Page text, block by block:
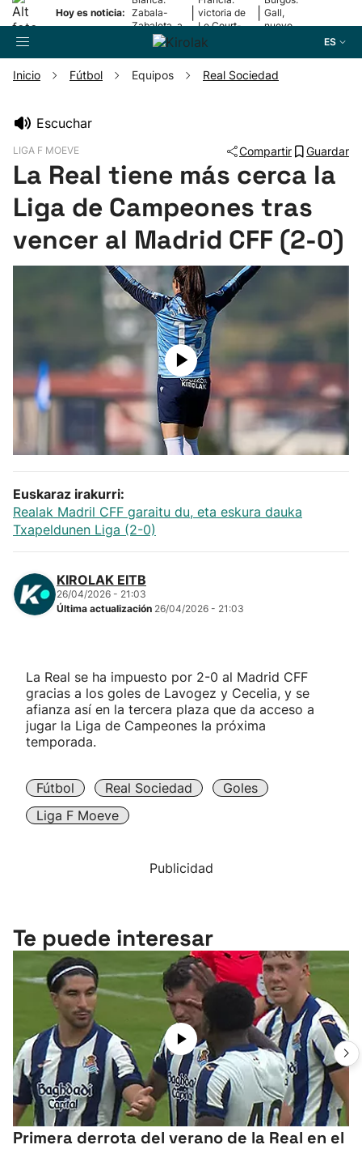
Hoy es noticia: Zabala-
Zabaleta, a
la final
victoria de
Le Court-
Pienaar
Gall,
nuevo
ES
Pelota
Remo
Herri-kirolak
Atletismo
Más deportes
Inicio Fútbol Equipos Real Sociedad
Escuchar
LIGA F MOEVE Compartir Guardar
La Real tiene más cerca la
Liga de Campeones tras
vencer al Madrid CFF (2-0)
Euskaraz irakurri:
Realak Madril CFF garaitu du, eta eskura dauka
Txapeldunen Liga (2-0)
KIROLAK EITB
26/04/2026 - 21:03
Última actualización 26/04/2026 - 21:03
La Real se ha impuesto por 2-0 al Madrid CFF
gracias a los goles de Lavogez y Cecelia, y se
afianza así en la tercera plaza que da acceso a
jugar la Liga de Campeones la próxima
temporada.
Fútbol Real Sociedad
Goles
Liga F Moeve
Publicidad
Te puede interesar
Primera derrota del verano de la Real en el